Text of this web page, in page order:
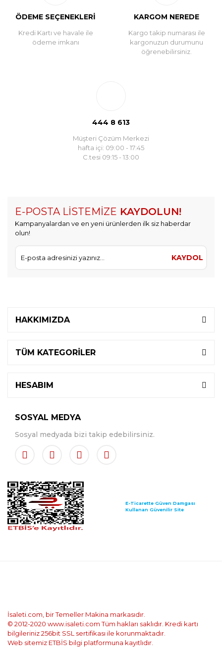
ÖDEME SEÇENEKLERİ
Kredi Kartı ve havale ile
ödeme imkanı
KARGOM NEREDE
Kargo takip numarası ile
kargonuzun durumunu
öğrenebilirsiniz.
444 8 613
Müşteri Çözüm Merkezi
hafta içi: 09:00 - 17:45
C.tesi 09:15 - 13:00
E-POSTA LİSTEMİZE KAYDOLUN!
Kampanyalardan ve en yeni ürünlerden ilk siz haberdar
olun!
KAYDOL
HAKKIMIZDA
TÜM KATEGORİLER
HESABIM
SOSYAL MEDYA
Sosyal medyada bizi takip edebilirsiniz.
E-Ticarette Güven Damgası
Kullanan Güvenilir Site
İsaleti.com, bir Temeller Makina markasıdır.
© 2012-2020 www.isaleti.com Tüm hakları saklıdır. Kredi kartı
bilgileriniz 256bit SSL sertifikası ile korunmaktadır.
Web sitemiz ETBİS bilgi platformuna kayıtlıdır.